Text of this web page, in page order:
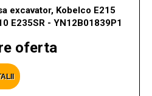
excavator, Kobelco E215
E235SR - YN12B01839P1
oferta